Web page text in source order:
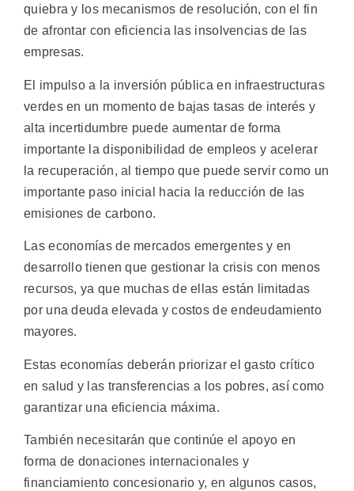
quiebra y los mecanismos de resolución, con el fin
de afrontar con eficiencia las insolvencias de las
empresas.
El impulso a la inversión pública en infraestructuras
verdes en un momento de bajas tasas de interés y
alta incertidumbre puede aumentar de forma
importante la disponibilidad de empleos y acelerar
la recuperación, al tiempo que puede servir como un
importante paso inicial hacia la reducción de las
emisiones de carbono.
Las economías de mercados emergentes y en
desarrollo tienen que gestionar la crisis con menos
recursos, ya que muchas de ellas están limitadas
por una deuda elevada y costos de endeudamiento
mayores.
Estas economías deberán priorizar el gasto crítico
en salud y las transferencias a los pobres, así como
garantizar una eficiencia máxima.
También necesitarán que continúe el apoyo en
forma de donaciones internacionales y
financiamiento concesionario y, en algunos casos,